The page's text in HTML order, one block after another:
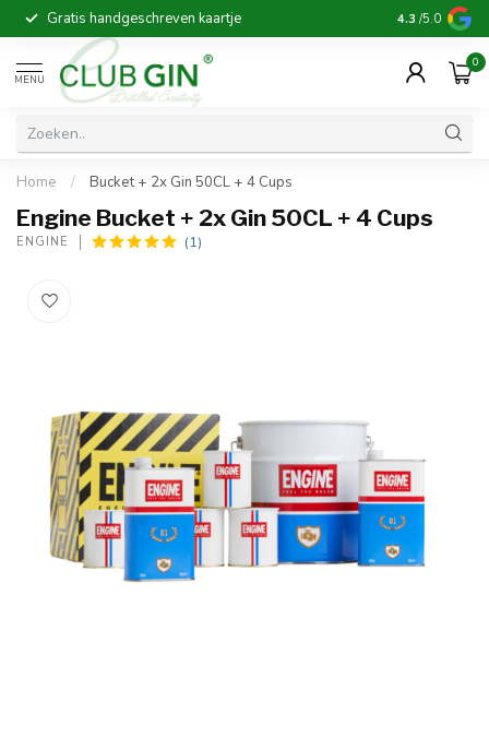
Gratis handgeschreven kaartje Voor 16:00
4.3 /5.0
MENU
0
Home / Bucket + 2x Gin 50CL + 4 Cups
Engine Bucket + 2x Gin 50CL + 4 Cups
ENGINE (1)